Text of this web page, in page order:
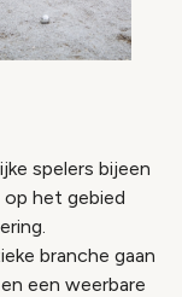
spelers bijeen
op het gebied
branche gaan
een weerbare